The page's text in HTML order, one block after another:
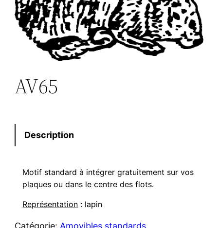
AV65
Description
Motif standard à intégrer gratuitement sur vos
plaques ou dans le centre des flots.
Représentation : lapin
Catégorie: Amovibles standards